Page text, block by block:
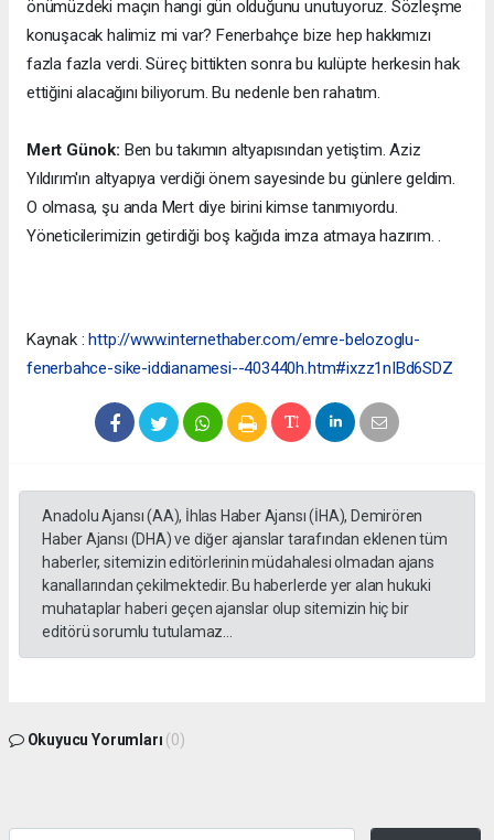
önümüzdeki maçın hangi gün olduğunu unutuyoruz. Sözleşme
konuşacak halimiz mi var? Fenerbahçe bize hep hakkımızı
fazla fazla verdi. Süreç bittikten sonra bu kulüpte herkesin hak
ettiğini alacağını biliyorum. Bu nedenle ben rahatım.
Mert Günok: Ben bu takımın altyapısından yetiştim. Aziz
Yıldırım'ın altyapıya verdiği önem sayesinde bu günlere geldim.
O olmasa, şu anda Mert diye birini kimse tanımıyordu.
Yöneticilerimizin getirdiği boş kağıda imza atmaya hazırım. .
Kaynak : http://www.internethaber.com/emre-belozoglu-
fenerbahce-sike-iddianamesi--403440h.htm#ixzz1nIBd6SDZ
Anadolu Ajansı (AA), İhlas Haber Ajansı (İHA), Demirören
Haber Ajansı (DHA) ve diğer ajanslar tarafından eklenen tüm
haberler, sitemizin editörlerinin müdahalesi olmadan ajans
kanallarından çekilmektedir. Bu haberlerde yer alan hukuki
muhataplar haberi geçen ajanslar olup sitemizin hiç bir
editörü sorumlu tutulamaz...
Okuyucu Yorumları (0)